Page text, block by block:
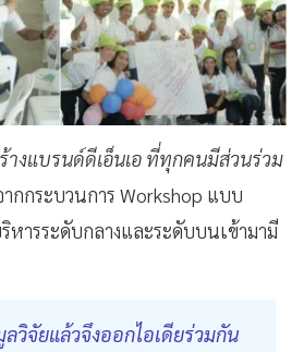
างแบรนด์ดีเอ็นเอ ที่ทุกคนมีส่วนร่วม
ากกระบวนการ Workshop แบบ
ารระดับกลางและระดับบนเข้ามามี
วิจัยแล้วจึงออกไอเดียร่วมกัน